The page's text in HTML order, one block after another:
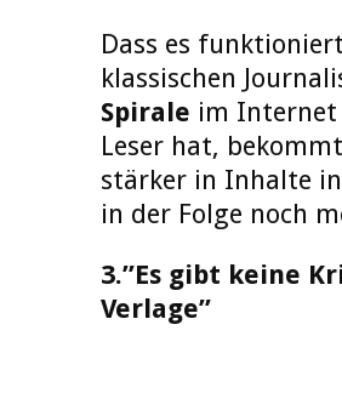
Dass es
klassischen
Spirale im Internet
Leser hat,
stärker in Inhalte
in der Folge noch
3.”Es gibt keine
Verlage”